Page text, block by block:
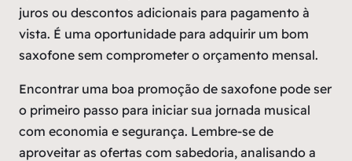
juros ou descontos adicionais para pagamento à
vista. É uma oportunidade para adquirir um bom
saxofone sem comprometer o orçamento mensal.
Encontrar uma boa promoção de saxofone pode ser
o primeiro passo para iniciar sua jornada musical
com economia e segurança. Lembre-se de
aproveitar as ofertas com sabedoria, analisando a